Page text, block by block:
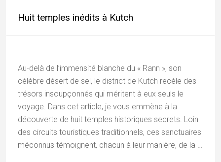
GUJARAT »
Huit temples inédits à Kutch
Au-delà de l’immensité blanche du « Rann », son
célèbre désert de sel, le district de Kutch recèle des
trésors insoupçonnés qui méritent à eux seuls le
voyage. Dans cet article, je vous emmène à la
découverte de huit temples historiques secrets. Loin
des circuits touristiques traditionnels, ces sanctuaires
méconnus témoignent, chacun à leur manière, de la …